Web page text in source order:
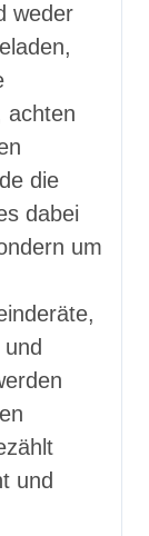
weder
achten
die
dabei
um
und